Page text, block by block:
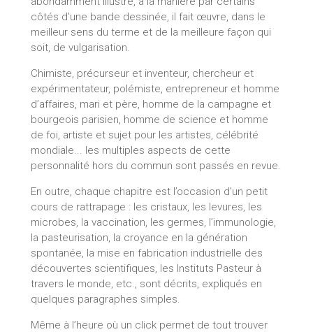
côtés d’une bande dessinée, il fait œuvre, dans le
meilleur sens du terme et de la meilleure façon qui
soit, de vulgarisation.
Chimiste, précurseur et inventeur, chercheur et
expérimentateur, polémiste, entrepreneur et homme
d’affaires, mari et père, homme de la campagne et
bourgeois parisien, homme de science et homme
de foi, artiste et sujet pour les artistes, célébrité
mondiale... les multiples aspects de cette
personnalité hors du commun sont passés en revue.
En outre, chaque chapitre est l’occasion d’un petit
cours de rattrapage : les cristaux, les levures, les
microbes, la vaccination, les germes, l’immunologie,
la pasteurisation, la croyance en la génération
spontanée, la mise en fabrication industrielle des
découvertes scientifiques, les Instituts Pasteur à
travers le monde, etc., sont décrits, expliqués en
quelques paragraphes simples.
Même à l’heure où un click permet de tout trouver